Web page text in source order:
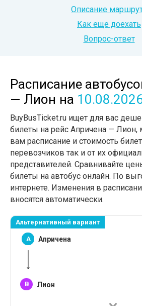
Описание
Как еще доехать
Вопрос-ответ
Расписание
— Лион на
BuyBusTicket.ru ищет для вас
билеты на рейс Апричена —
вам расписание и стоимость
перевозчиков так и от их
представителей. Сравнивайте
билеты на автобус онлайн. По
интернете. Изменения в
вносятся автоматически.
Альтернативный вариант
A Апричена
B Лион